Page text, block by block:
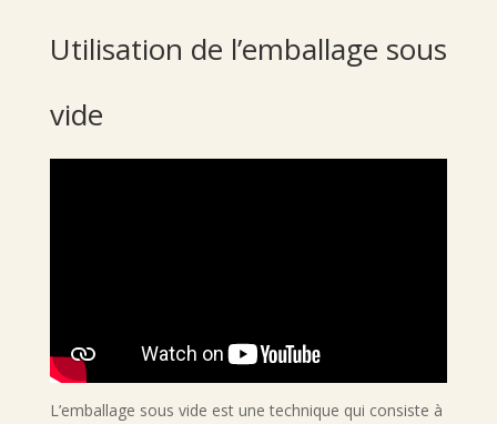
Utilisation de l’emballage sous
vide
L’emballage sous vide est une technique qui consiste à